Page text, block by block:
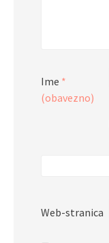
Ime *
(obavezno)
Web-stranica